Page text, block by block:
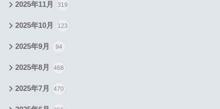
2025年11月 319
2025年10月 123
2025年9月 94
2025年8月 468
2025年7月 470